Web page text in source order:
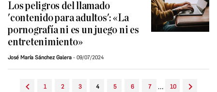
Los peligros del llamado
'contenido para adultos': «La
pornografía ni es un juego ni es
entretenimiento»
José María Sánchez Galera 09/07/2024
1 2 3 4 5 6 7 ... 10